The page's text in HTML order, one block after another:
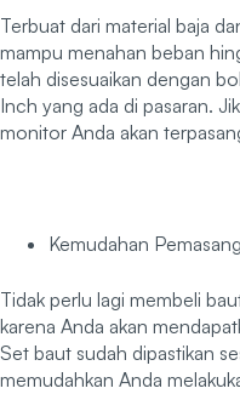
Terbuat dari material baja
mampu menahan beban
telah disesuaikan dengan
Inch yang ada di pasaran.
monitor Anda akan
Kemudahan
Tidak perlu lagi membeli
karena Anda akan
Set baut sudah dipastikan
memudahkan Anda